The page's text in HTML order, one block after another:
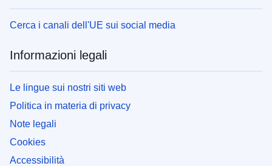
Cerca i canali dell'UE sui social media
Informazioni legali
Le lingue sui nostri siti web
Politica in materia di privacy
Note legali
Cookies
Accessibilità